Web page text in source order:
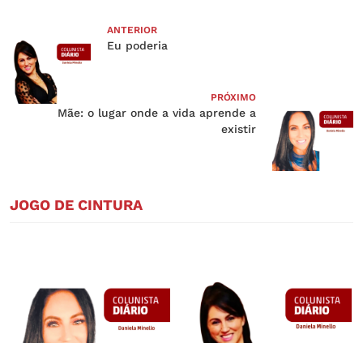
ANTERIOR
Eu poderia
PRÓXIMO
Mãe: o lugar onde a vida aprende a
existir
JOGO DE CINTURA